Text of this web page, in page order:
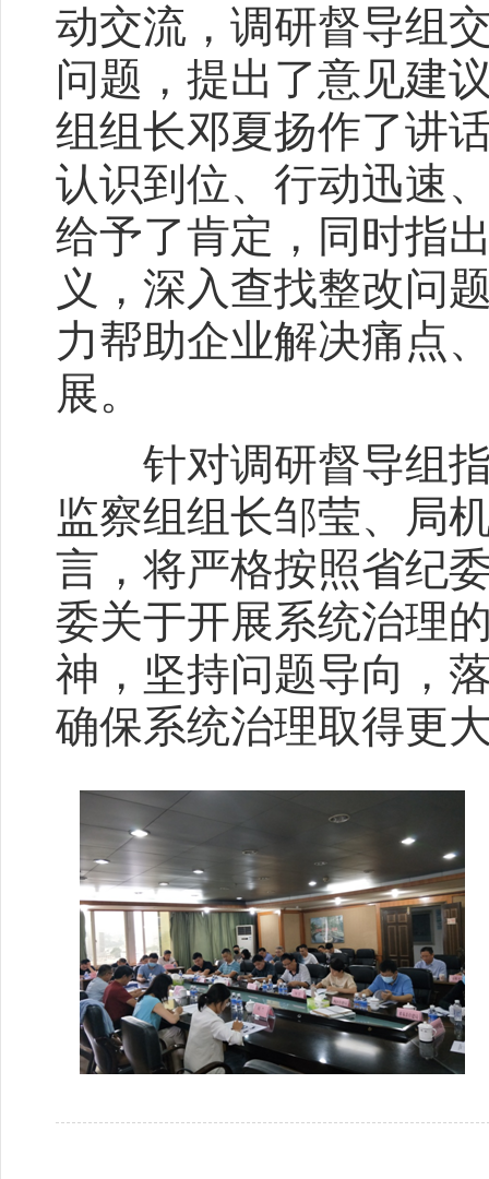
动交流，调研督导组
问题，提出了意见建
组组长邓夏扬作了讲
认识到位、行动迅速
给予了肯定，同时指
义，深入查找整改问
力帮助企业解决痛点
展。
针对调研督导组指
监察组组长邹莹、局
言，将严格按照省纪
委关于开展系统治理
神，坚持问题导向，
确保系统治理取得更